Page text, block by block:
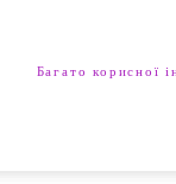
Багато корисної